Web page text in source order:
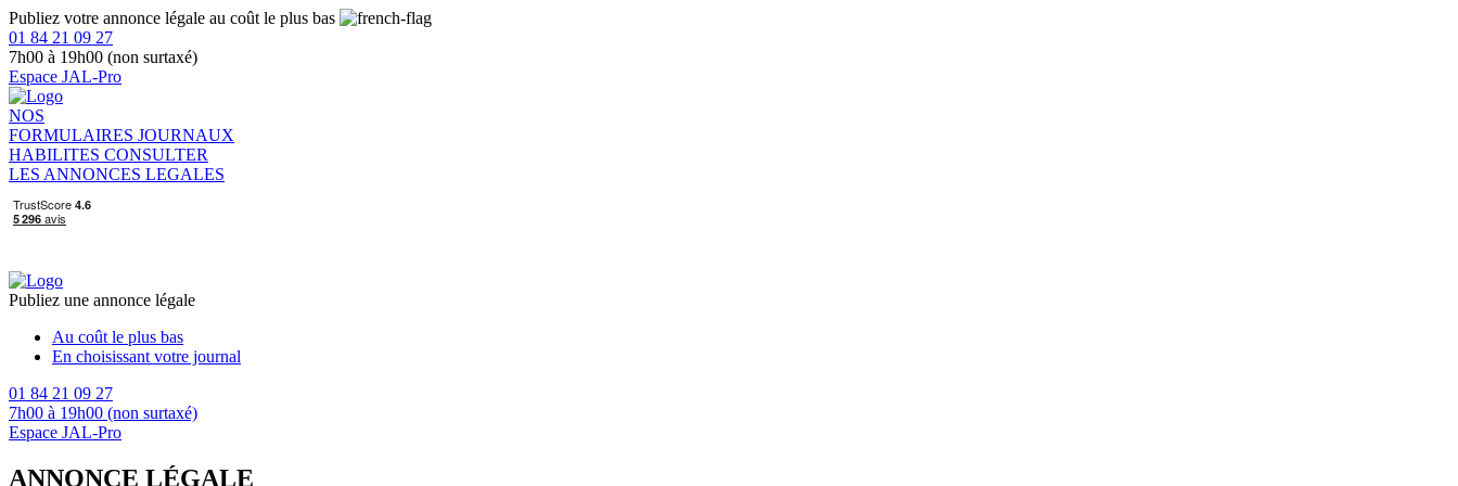
Publiez votre annonce légale au coût le plus bas
01 84 21 09 27
7h00 à 19h00 (non surtaxé)
Espace JAL-Pro
NOS
FORMULAIRES JOURNAUX
HABILITES CONSULTER
LES ANNONCES LEGALES
Publiez une annonce légale
Au coût le plus bas
En choisissant votre journal
01 84 21 09 27
7h00 à 19h00 (non surtaxé)
Espace JAL-Pro
ANNONCE LÉGALE